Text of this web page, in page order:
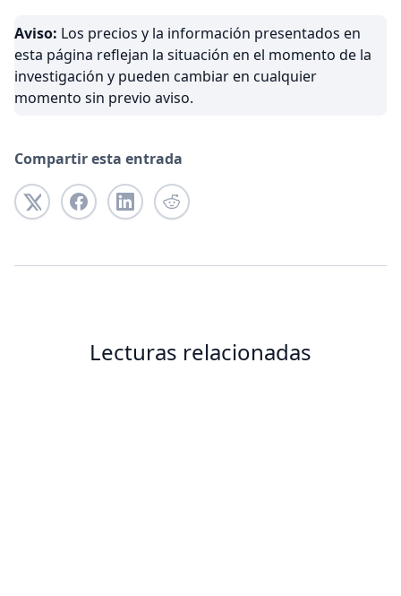
Aviso: Los precios y la información presentados en
esta página reflejan la situación en el momento de la
investigación y pueden cambiar en cualquier
momento sin previo aviso.
Compartir esta entrada
Lecturas relacionadas